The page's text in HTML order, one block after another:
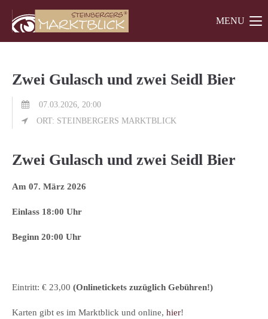
Der Eintrag "offcanvas-col1" existiert leider nicht.
Der Eintrag "offcanvas-col3" existiert leider nicht.
MENU
Zwei Gulasch und zwei Seidl Bier
07.03.2026, 20:00
ORT: STEINBERGERS MARKTBLICK
Zwei Gulasch und zwei Seidl Bier
Am 07. März 2026
Einlass 18:00 Uhr
Beginn 20:00 Uhr
Eintritt: € 23,00 (Onlinetickets zuzüglich Gebühren!)
Karten gibt es im Marktblick und online, hier!